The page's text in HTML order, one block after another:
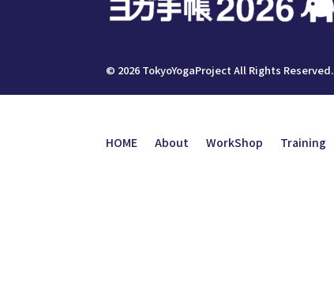
© 2026 TokyoYogaProject All Rights Reserved.
HOME About WorkShop Training